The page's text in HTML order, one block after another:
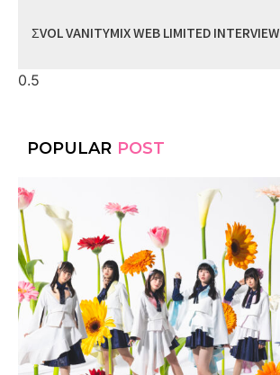
ΣVOL VANITYMIX WEB LIMITED INTERVIEW
POPULAR POST